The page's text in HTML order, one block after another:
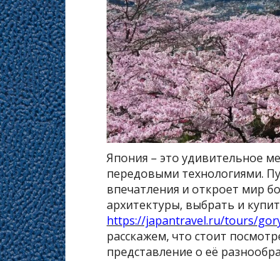
Япония – это удивительное
передовыми технологиями.
впечатления и откроет мир
архитектуры, выбрать и
https://japantravel.ru/tours/
расскажем, что стоит
представление о её